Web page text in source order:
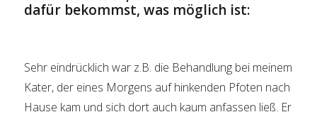
dafür bekommst, was möglich ist:
Sehr eindrücklich war z.B. die Behandlung bei meinem
Kater, der eines Morgens auf hinkenden Pfoten nach
Hause kam und sich dort auch kaum anfassen ließ. Er